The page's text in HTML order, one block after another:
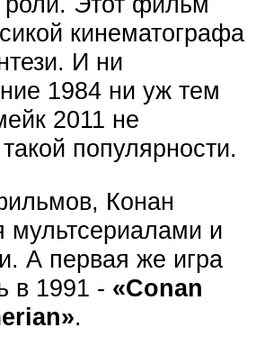
кинематографа
И ни
1984 ни уж тем
2011 не
популярности.
Конан
мультсериалами и
А первая же игра
в 1991 - «Conan
.